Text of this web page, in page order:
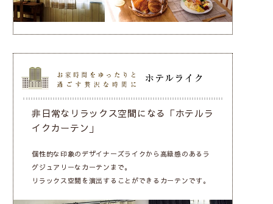
非日常なリラックス空間になる「ホテルラ
イクカーテン」
個性的な印象のデザイナーズライクから高級感のあるラ
グジュアリーなカーテンまで。
リラックス空間を演出することができるカーテンです。